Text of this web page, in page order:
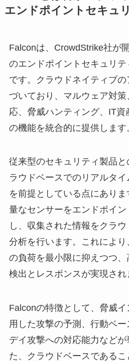
エンドポイントセキュ
Falconは、CrowdStrike社が
のエンドポイントセキュリ
です。クラウドネイティブ
づいており、マルウェア対
応、脅威ハンティング、IT
の機能を統合的に提供します
従来型のセキュリティ製品
ラウドベースでのリアルタ
を前提としている点にあり
量なセンサーをエンドポイ
し、収集された情報をクラウ
分析を行います。これによ
の負荷を最小限に抑えつつ
検出とレスポンスが実現され
Falconの特徴として、脅威
用した攻撃の予測、行動ベ
デイ攻撃への対応能力などが
た、クラウドベースである